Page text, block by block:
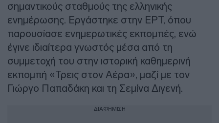
σημαντικούς σταθμούς της ελληνικής
ενημέρωσης. Εργάστηκε στην ΕΡΤ, όπου
παρουσίασε ενημερωτικές εκπομπές, ενώ
έγινε ιδιαίτερα γνωστός μέσα από τη
συμμετοχή του στην ιστορική καθημερινή
εκπομπή «Τρεις στον Αέρα», μαζί με τον
Γιώργο Παπαδάκη και τη Σεμίνα Διγενή.
ΔΙΑΦΗΜΙΣΗ